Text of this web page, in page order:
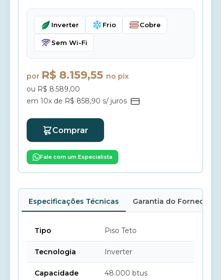
Inverter Frio Cobre
Sem Wi-Fi
por R$ 8.159,55 no pix
ou R$ 8.589,00
em 10x de R$ 858,90 s/ juros
Comprar
Fale com um Especialista
Especificações Técnicas Garantia do Fornecedor
Tipo Piso Teto
Tecnologia Inverter
Capacidade 48.000 btus